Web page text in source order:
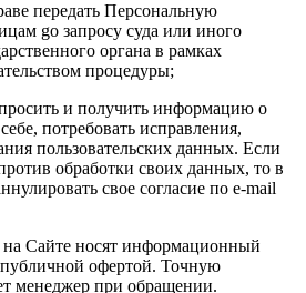
передать Персональную
gо запросу суда или иного
органа в рамках
процедуры;
и получить информацию о
потребовать исправления,
пользовательских данных. Если
обработки своих данных, то в
свое согласие по e-mail
Сайте носят информационный
публичной офертой. Точную
менеджер при обращении.